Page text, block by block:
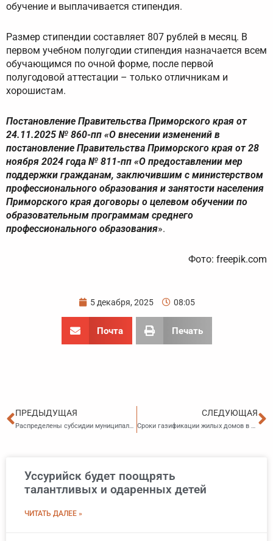
обучение и выплачивается стипендия.
Размер стипендии составляет 807 рублей в месяц. В
первом учебном полугодии стипендия назначается всем
обучающимся по очной форме, после первой
полугодовой аттестации – только отличникам и
хорошистам.
Постановление Правительства Приморского края от
24.11.2025 № 860-пп «О внесении изменений в
постановление Правительства Приморского края от 28
ноября 2024 года № 811-пп «О предоставлении мер
поддержки гражданам, заключившим с министерством
профессионального образования и занятости населения
Приморского края договоры о целевом обучении по
образовательным программам среднего
профессионального образования».
Фото: freepik.com
5 декабря, 2025 08:05
Почта Печать
Пред
ПРЕДЫДУЩАЯ
Распределены субсидии муниципалитетам края на реализацию программы «Твой проект»
СЛЕДУЮЩАЯ
Сроки газификации жилых домов в Приморье снова продлили
Уссурийск будет поощрять
талантливых и одаренных детей
ЧИТАТЬ ДАЛЕЕ »